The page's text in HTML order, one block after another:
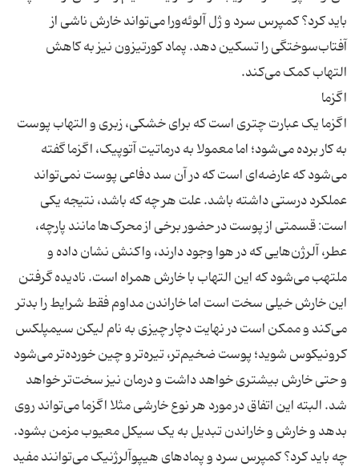
باید کرد؟ کمپرس سرد و ژل آلوئه‌ورا می‌تواند خارش ناشی از
آفتاب‌سوختگی را تسکین دهد. پماد کورتیزون نیز به کاهش
اگزما یک عبارت چتری است که برای خشکی، زبری و التهاب پوست
به کار برده می‌شود؛ اما معمولا به درماتیت آتوپیک، اگزما گفته
می‌شود که عارضه‌ای است که در آن سد دفاعی پوست نمی‌تواند
عملکرد درستی داشته باشد. علت هر چه که باشد، نتیجه یکی
است: قسمتی از پوست در حضور برخی از محرک‌ها مانند پارچه،
عطر، آلرژن‌هایی که در هوا وجود دارند، واکنش نشان داده و
ملتهب می‌شود که این التهاب با خارش همراه است. نادیده گرفتن
این خارش خیلی سخت است اما خاراندن مداوم فقط شرایط را بدتر
می‌کند و ممکن است در نهایت دچار چیزی به نام لیکن سیمپلکس
کرونیکوس شوید؛ پوست ضخیم‌تر، تیره‌تر و چین خورده‌تر می‌شود
و حتی خارش بیشتری خواهد داشت و درمان نیز سخت‌تر خواهد
شد. البته این اتفاق در مورد هر نوع خارشی مثلا اگزما می‌تواند روی
بدهد و خارش و خاراندن تبدیل به یک سیکل معیوب مزمن بشود.
چه باید کرد؟ کمپرس سرد و پمادهای هیپوآلرژنیک می‌توانند مفید